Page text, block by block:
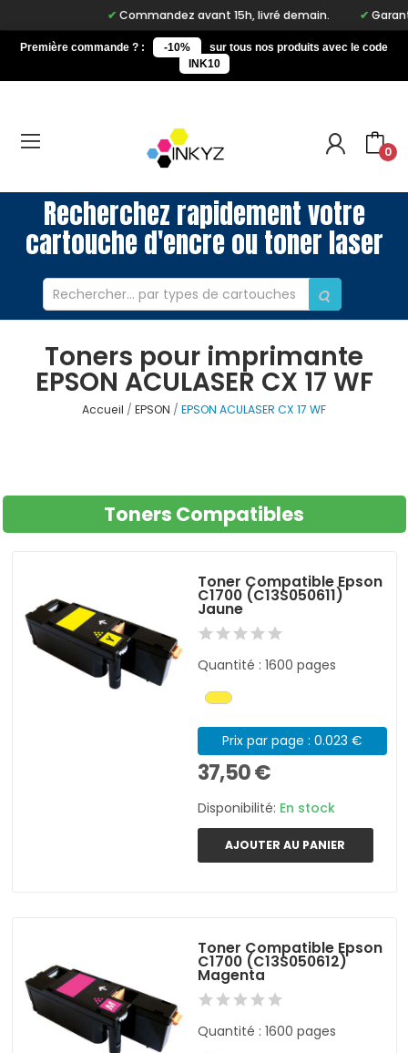
Commandez avant 15h, livré demain.
Première commande ? : -10%
sur tous nos produits avec le code
INK10
0
Recherchez rapidement votre
cartouche d'encre ou toner laser
Toners pour imprimante
EPSON ACULASER CX 17 WF
Accueil EPSON EPSON ACULASER CX 17 WF
Toners Compatibles
Toner Compatible Epson
C1700 (C13S050611)
Jaune
Quantité : 1600 pages
Prix par page : 0.023 €
37,50 €
Disponibilité: En stock
AJOUTER AU PANIER
Toner Compatible Epson
C1700 (C13S050612)
Magenta
Quantité : 1600 pages